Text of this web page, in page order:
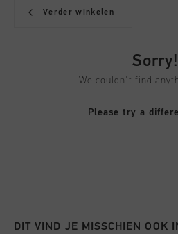
Verder winkelen
Sorry!
We couldn't find
Please try a
DIT VIND JE MISSCHIEN OOK